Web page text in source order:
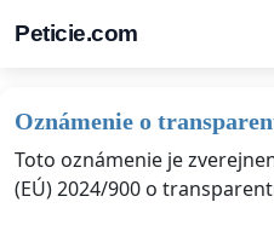
Peticie.com
Oznámenie o
Toto oznámenie je
(EÚ) 2024/900 o